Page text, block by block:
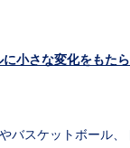
に小さな変化をもた
バスケットボール、